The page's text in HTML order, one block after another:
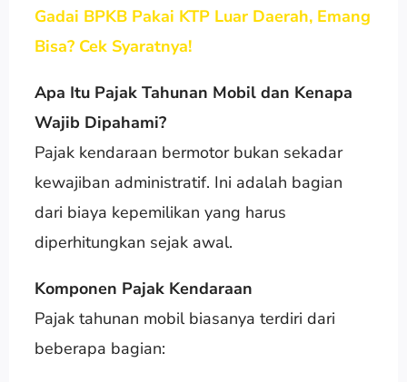
Gadai BPKB Pakai KTP Luar Daerah, Emang
Bisa? Cek Syaratnya!
Apa Itu Pajak Tahunan Mobil dan Kenapa
Wajib Dipahami?
Pajak kendaraan bermotor bukan sekadar
kewajiban administratif. Ini adalah bagian
dari biaya kepemilikan yang harus
diperhitungkan sejak awal.
Komponen Pajak Kendaraan
Pajak tahunan mobil biasanya terdiri dari
beberapa bagian: